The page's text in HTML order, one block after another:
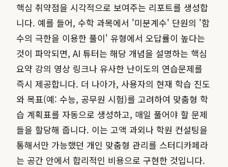
핵심 취약점을 시각적으로 보여주는 리포트를 생성합
니다. 예를 들어, 수학 과목에서 '미분계수' 단원의 '함
수의 극한을 이용한 풀이' 유형에서 오답률이 높다는
것이 파악되면, AI 튜터는 해당 개념을 설명하는 핵심
요약 강의 영상 링크나 유사한 난이도의 연습문제를
즉시 제공합니다. 더 나아가, 사용자의 현재 학습 진도
와 목표(예: 수능, 공무원 시험)를 고려하여 맞춤형 학
습 계획표를 자동으로 생성하고, 매일 풀어야 할 문제
들을 할당해 줍니다. 이는 고액 과외나 학원 컨설팅을
통해서만 가능했던 개인 맞춤형 관리를 스터디카페라
는 공간 안에서 합리적인 비용으로 구현한 것입니다.